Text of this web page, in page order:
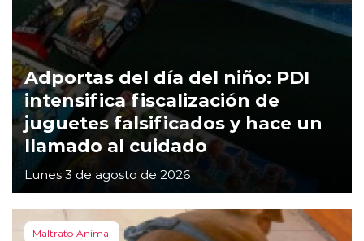
Adportas del día del niño: PDI
intensifica fiscalización de
juguetes falsificados y hace un
llamado al cuidado
Lunes 3 de agosto de 2026
Maltrato Animal